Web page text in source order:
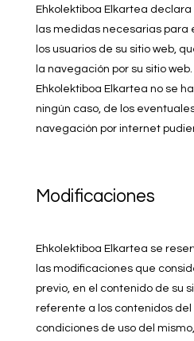
Ehkolektiboa Elkartea
las medidas necesarias para
los usuarios de su sitio web,
la navegación por su sitio
Ehkolektiboa Elkartea no se
ningún caso, de los
navegación por internet
Modificaciones
Ehkolektiboa Elkartea se
las modificaciones que
previo, en el contenido de su
referente a los contenidos del
condiciones de uso del